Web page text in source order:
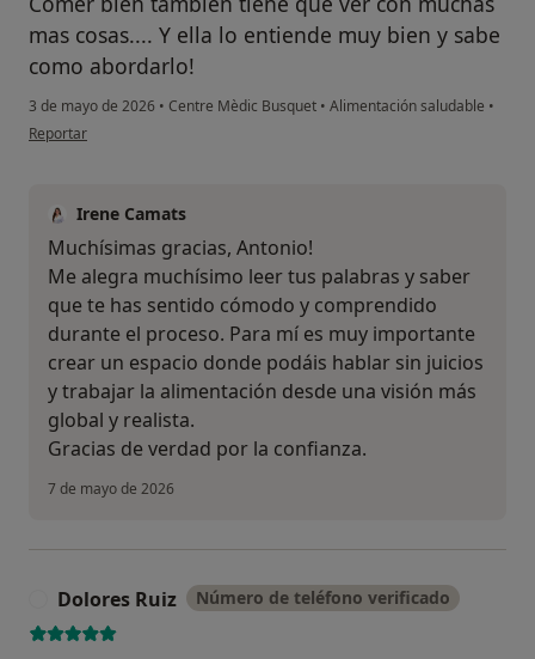
mas cosas.... Y ella lo entiende muy bien y sabe
como abordarlo!
3 de mayo de 2026 • Centre Mèdic Busquet • Alimentación saludable •
en opinión del usuario Antonio R
Reportar
Irene Camats
Muchísimas gracias, Antonio!
Me alegra muchísimo leer tus palabras y saber
que te has sentido cómodo y comprendido
durante el proceso. Para mí es muy importante
crear un espacio donde podáis hablar sin juicios
y trabajar la alimentación desde una visión más
global y realista.
Gracias de verdad por la confianza.
7 de mayo de 2026
Dolores Ruiz Número de teléfono verificado